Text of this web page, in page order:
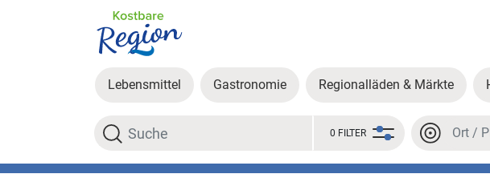
Lebensmittel Gastronomie Regionalläden & Märkte
Suche
0 FILTER Ort oder